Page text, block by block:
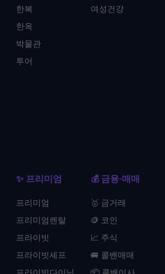
한복
한옥
박물관
투어
여성건강
✨ 프리미엄
프리미엄
프리미엄렌탈
프라이빗
프라이빗셰프
💰 금융·매매
🥇 금거래
🪙 코인
📈 주식
🚐 콜밴매매